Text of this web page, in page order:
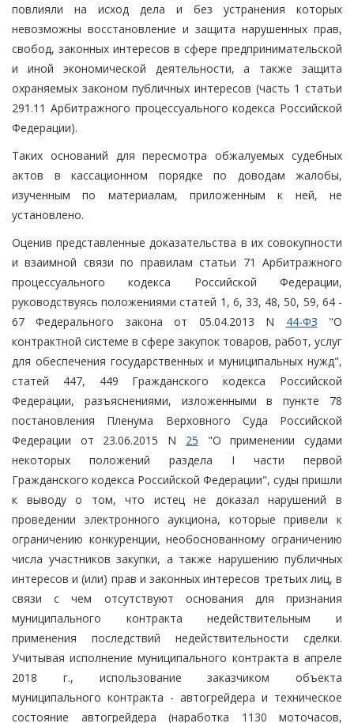
повлияли на исход дела и без устранения которых
невозможны восстановление и защита нарушенных прав,
свобод, законных интересов в сфере предпринимательской
и иной экономической деятельности, а также защита
охраняемых законом публичных интересов (часть 1 статьи
291.11 Арбитражного процессуального кодекса Российской
Федерации).
Таких оснований для пересмотра обжалуемых судебных
актов в кассационном порядке по доводам жалобы,
изученным по материалам, приложенным к ней, не
установлено.
Оценив представленные доказательства в их совокупности
и взаимной связи по правилам статьи 71 Арбитражного
процессуального кодекса Российской Федерации,
руководствуясь положениями статей 1, 6, 33, 48, 50, 59, 64 -
67 Федерального закона от 05.04.2013 N 44-ФЗ "О
контрактной системе в сфере закупок товаров, работ, услуг
для обеспечения государственных и муниципальных нужд",
статей 447, 449 Гражданского кодекса Российской
Федерации, разъяснениями, изложенными в пункте 78
постановления Пленума Верховного Суда Российской
Федерации от 23.06.2015 N 25 "О применении судами
некоторых положений раздела I части первой
Гражданского кодекса Российской Федерации", суды пришли
к выводу о том, что истец не доказал нарушений в
проведении электронного аукциона, которые привели к
ограничению конкуренции, необоснованному ограничению
числа участников закупки, а также нарушению публичных
интересов и (или) прав и законных интересов третьих лиц, в
связи с чем отсутствуют основания для признания
муниципального контракта недействительным и
применения последствий недействительности сделки.
Учитывая исполнение муниципального контракта в апреле
2018 г., использование заказчиком объекта
муниципального контракта - автогрейдера и техническое
состояние автогрейдера (наработка 1130 моточасов,